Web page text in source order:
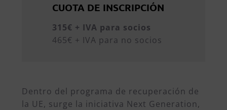
CUOTA DE INSCRIPCIÓN
315€ + IVA para socios
465€ + IVA para no socios
Dentro del programa de recuperación de
la UE, surge la iniciativa Next Generation,